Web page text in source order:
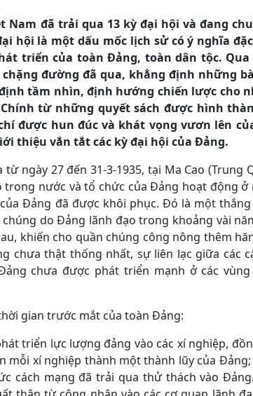
Nam đã trải qua 13 kỳ đại hội và đang
hội là một dấu mốc lịch sử có ý nghĩa
triển của toàn Đảng, toàn dân tộc.
đường đã qua, khẳng định những
tầm nhìn, định hướng chiến lược cho
từ những quyết sách được hình
được hun đúc và khát vọng vươn lên
thiệu vắn tắt các kỳ đại hội của Đảng.
ngày 27 đến 31-3-1935, tại Ma Cao (Trung
trong nước và tổ chức của Đảng hoạt động ở
Đảng đã được khôi phục. Đó là một
do Đảng lãnh đạo trong khoảng vài
khiến cho quần chúng công nông thêm
chưa thật thống nhất, sự liên lạc giữa các
chưa được phát triển mạnh ở các vùng
gian trước mắt của toàn Đảng:
triển lực lượng đảng vào các xí nghiệp,
mỗi xí nghiệp thành một thành lũy của
cách mạng đã trải qua thử thách vào